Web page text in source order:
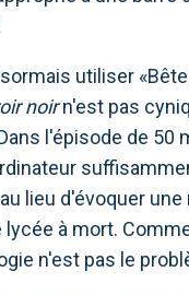
utiliser
noirn'est pas
l'épisode de 50
lieu d'évoquer
à mort.
n'est pas le